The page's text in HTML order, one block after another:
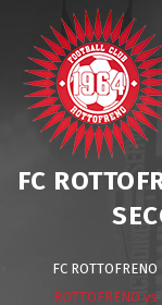
FC
FC ROTTOFRENO
ROTTOFRENO vs